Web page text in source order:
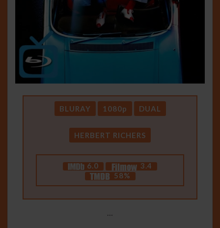
BLURAY 1080p DUAL
HERBERT RICHERS
6.0
3.4
58%
…